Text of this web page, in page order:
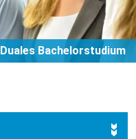
Duales Bachelorstudium